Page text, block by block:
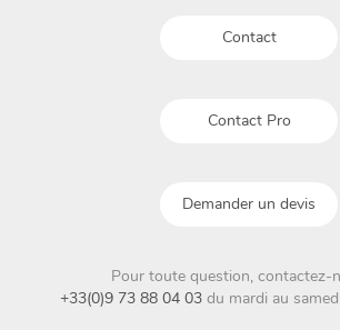
Contact
Contact Pro
Demander un devis
Pour toute question, contactez-
+33(0)9 73 88 04 03 du mardi au